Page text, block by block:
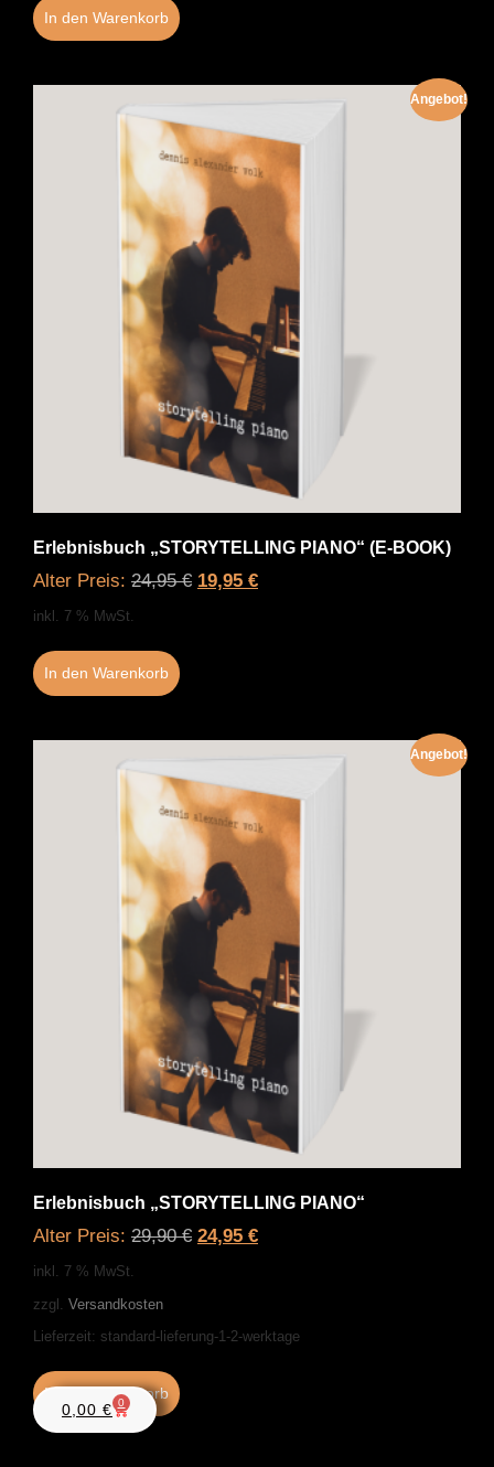
In den Warenkorb
Angebot!
Erlebnisbuch „STORYTELLING PIANO“ (E-BOOK)
Alter Preis: 24,95€ 19,95 €
inkl. 7 % MwSt.
In den Warenkorb
Angebot!
Erlebnisbuch „STORYTELLING PIANO“
Alter Preis: 29,90€ 24,95 €
inkl. 7 % MwSt.
zzgl. Versandkosten
Lieferzeit: standard-lieferung-1-2-werktage
In den Warenkorb
0,00 € 0